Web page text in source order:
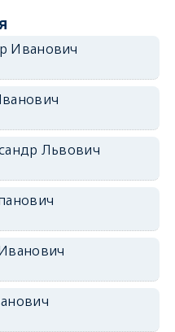
Иванович
Львович